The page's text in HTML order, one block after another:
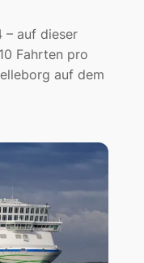
– auf dieser
Fahrten pro
auf dem